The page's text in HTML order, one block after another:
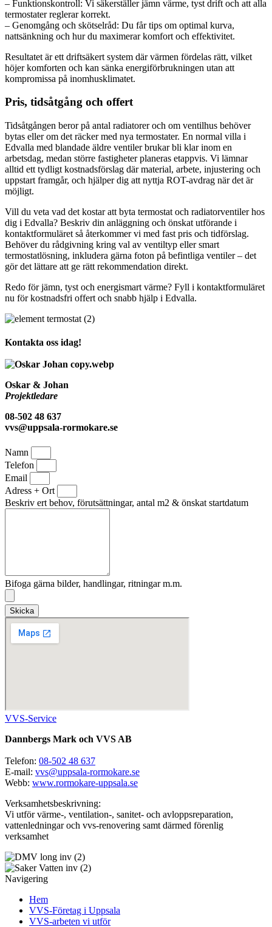
– Funktionskontroll: Vi säkerställer jämn värme, tyst drift och att alla
termostater reglerar korrekt.
– Genomgång och skötselråd: Du får tips om optimal kurva,
nattsänkning och hur du maximerar komfort och effektivitet.
Resultatet är ett driftsäkert system där värmen fördelas rätt, vilket
höjer komforten och kan sänka energiförbrukningen utan att
kompromissa på inomhusklimatet.
Pris, tidsåtgång och offert
Tidsåtgången beror på antal radiatorer och om ventilhus behöver
bytas eller om det räcker med nya termostater. En normal villa i
Edvalla med blandade äldre ventiler brukar bli klar inom en
arbetsdag, medan större fastigheter planeras etappvis. Vi lämnar
alltid ett tydligt kostnadsförslag där material, arbete, injustering och
uppstart framgår, och hjälper dig att nyttja ROT-avdrag när det är
möjligt.
Vill du veta vad det kostar att byta termostat och radiatorventiler hos
dig i Edvalla? Beskriv din anläggning och önskat utförande i
kontaktformuläret så återkommer vi med fast pris och tidförslag.
Behöver du rådgivning kring val av ventiltyp eller smart
termostatlösning, inkludera gärna foton på befintliga ventiler – det
gör det lättare att ge rätt rekommendation direkt.
Redo för jämn, tyst och energismart värme? Fyll i kontaktformuläret
nu för kostnadsfri offert och snabb hjälp i Edvalla.
Kontakta oss idag!
Oskar & Johan
Projektledare
08-502 48 637
vvs@uppsala-rormokare.se
Namn
Telefon
Email
Adress + Ort
Beskriv ert behov, förutsättningar, antal m2 & önskat startdatum
Bifoga gärna bilder, handlingar, ritningar m.m.
Skicka
VVS-Service
Dannbergs Mark och VVS AB
Telefon: 08-502 48 637
E-mail: vvs@uppsala-rormokare.se
Webb: www.rormokare-uppsala.se
Verksamhetsbeskrivning:
Vi utför värme-, ventilation-, sanitet- och avloppsreparation,
vattenledningar och vvs-renovering samt därmed förenlig
verksamhet
Navigering
Hem
VVS-Företag i Uppsala
VVS-arbeten vi utför